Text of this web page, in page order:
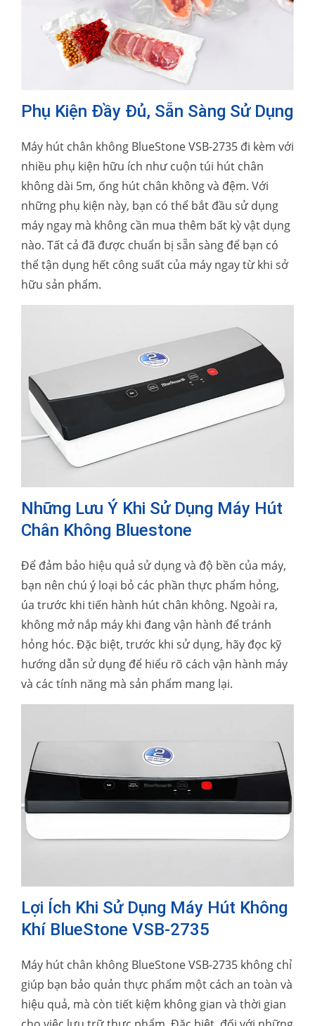
Phụ Kiện Đầy Đủ, Sẵn Sàng Sử Dụng
Máy hút chân không BlueStone VSB-2735 đi kèm với
nhiều phụ kiện hữu ích như cuộn túi hút chân
không dài 5m, ống hút chân không và đệm. Với
những phụ kiện này, bạn có thể bắt đầu sử dụng
máy ngay mà không cần mua thêm bất kỳ vật dụng
nào. Tất cả đã được chuẩn bị sẵn sàng để bạn có
thể tận dụng hết công suất của máy ngay từ khi sở
hữu sản phẩm.
Những Lưu Ý Khi Sử Dụng Máy Hút
Chân Không Bluestone
Để đảm bảo hiệu quả sử dụng và độ bền của máy,
bạn nên chú ý loại bỏ các phần thực phẩm hỏng,
úa trước khi tiến hành hút chân không. Ngoài ra,
không mở nắp máy khi đang vận hành để tránh
hỏng hóc. Đặc biệt, trước khi sử dụng, hãy đọc kỹ
hướng dẫn sử dụng để hiểu rõ cách vận hành máy
và các tính năng mà sản phẩm mang lại.
Lợi Ích Khi Sử Dụng Máy Hút Không
Khí BlueStone VSB-2735
Máy hút chân không BlueStone VSB-2735 không chỉ
giúp bạn bảo quản thực phẩm một cách an toàn và
hiệu quả, mà còn tiết kiệm không gian và thời gian